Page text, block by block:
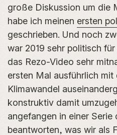
große Diskussion um die
habe ich meinen ersten
geschrieben. Und noch
war 2019 sehr politisch
das Rezo-Video sehr
ersten Mal ausführlich mit
Klimawandel
konstruktiv damit
angefangen in einer Serie
beantworten, was wir als